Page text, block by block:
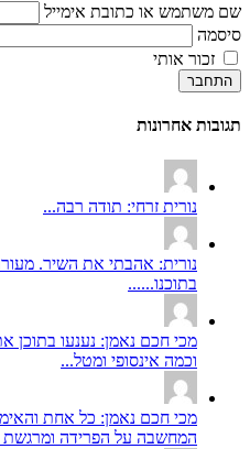
שם משתמש או כתובת אימייל
סיסמה
זכור אותי
התחבר
תגובות אחרונות
נורית זרחי: תודה רבה...
נורית: אהבתי את השיר.
בתוכנו......
מכי חכם נאמן: נענעו
וכמה אינסופי ומטל...
מכי חכם נאמן: כל אחת
המחשבה על הפרידה